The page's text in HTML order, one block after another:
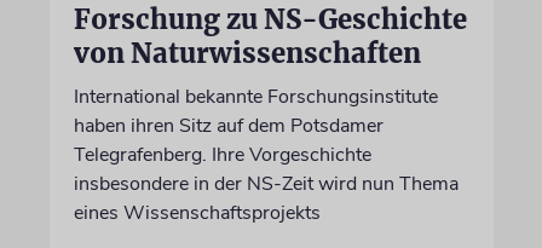
Forschung zu NS-Geschichte
von Naturwissenschaften
International bekannte Forschungsinstitute
haben ihren Sitz auf dem Potsdamer
Telegrafenberg. Ihre Vorgeschichte
insbesondere in der NS-Zeit wird nun Thema
eines Wissenschaftsprojekts